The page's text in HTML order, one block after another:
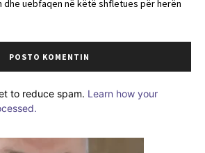
dhe uebfaqen në këtë shfletues për herën
to reduce spam. Learn how your